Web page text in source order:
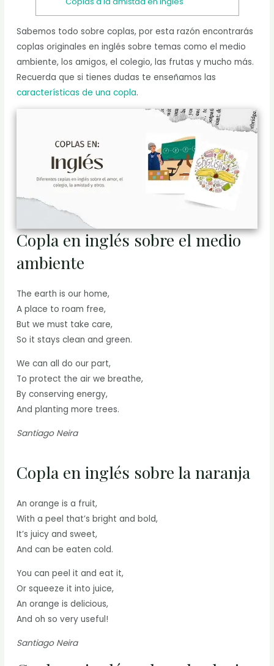
Sabemos todo sobre coplas, por esta razón encontrarás
coplas originales en inglés sobre temas como el medio
ambiente, los amigos, el colegio, las frutas y mucho más.
Recuerda que si tienes dudas te enseñamos las
características de una copla.
Copla en inglés sobre el medio
ambiente
The earth is our home,
A place to roam free,
But we must take care,
So it stays clean and green.
We can all do our part,
To protect the air we breathe,
By conserving energy,
And planting more trees.
Santiago Neira
Copla en inglés sobre la naranja
An orange is a fruit,
With a peel that’s bright and bold,
It’s juicy and sweet,
And can be eaten cold.
You can peel it and eat it,
Or squeeze it into juice,
An orange is delicious,
And oh so very useful!
Santiago Neira